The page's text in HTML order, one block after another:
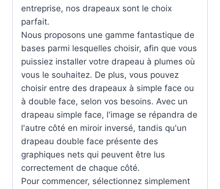
entreprise, nos drapeaux sont le choix
parfait.
Nous proposons une gamme fantastique de
bases parmi lesquelles choisir, afin que vous
puissiez installer votre drapeau à plumes où
vous le souhaitez. De plus, vous pouvez
choisir entre des drapeaux à simple face ou
à double face, selon vos besoins. Avec un
drapeau simple face, l'image se répandra de
l'autre côté en miroir inversé, tandis qu'un
drapeau double face présente des
graphiques nets qui peuvent être lus
correctement de chaque côté.
Pour commencer, sélectionnez simplement